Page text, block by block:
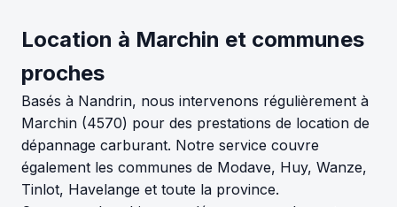
Location à Marchin et communes
proches
Basés à Nandrin, nous intervenons régulièrement à
Marchin (4570) pour des prestations de location de
dépannage carburant. Notre service couvre
également les communes de Modave, Huy, Wanze,
Tinlot, Havelange et toute la province.